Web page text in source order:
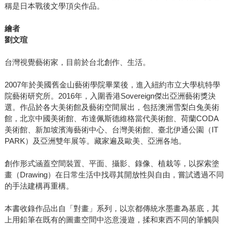
稱是日本戰後文學頂尖作品。
繪者
劉文瑄
台灣視覺藝術家，目前於台北創作、生活。
2007年於美國舊金山藝術學院畢業後，進入紐約市立大學杭特學
院藝術研究所。2016年，入圍香港Sovereign傑出亞洲藝術獎決
選。作品於各大美術館及藝術空間展出，包括澳洲雪梨白兔美術
館，北京中國美術館、布達佩斯德維格當代美術館、荷蘭CODA
美術館、新加坡濱海藝術中心、台灣美術館、臺北伊通公園（IT
PARK）及亞洲雙年展等。藏家遍及歐美、亞洲各地。
創作形式涵蓋空間裝置、平面、攝影、錄像、植栽等，以探索塗
畫（Drawing）在日常生活中找尋其開放性與自由，嘗試透過不同
的手法建構再重構。
本書收錄作品出自「對畫」系列，以京都傳統水墨畫為基底，其
上用鉛筆在既有的圖畫空間中恣意漫遊，揉和東西不同的筆觸與